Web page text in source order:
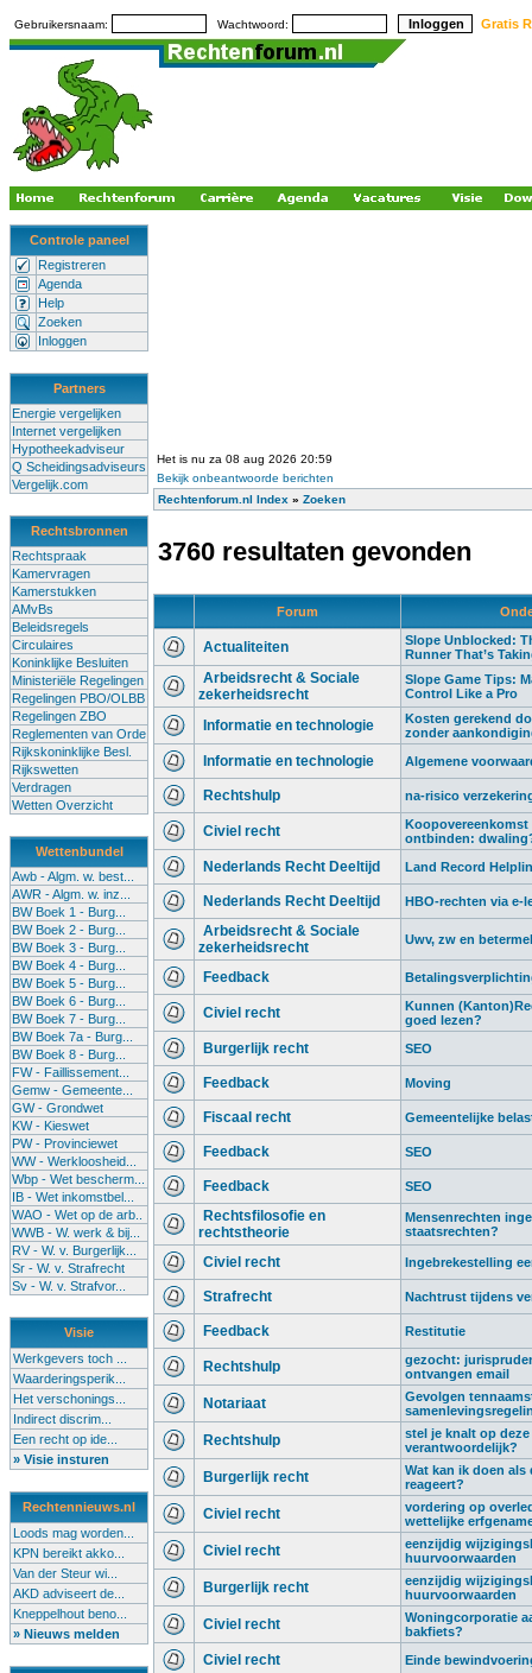
Gebruikersnaam: Wachtwoord: Gratis
Controle paneel
Registreren
Agenda
Help
Zoeken
Inloggen
Partners
Energie vergelijken
Internet vergelijken
Hypotheekadviseur
Q Scheidingsadviseurs
Vergelijk.com
Rechtsbronnen
Rechtspraak
Kamervragen
Kamerstukken
AMvBs
Beleidsregels
Circulaires
Koninklijke Besluiten
Ministeriële Regelingen
Regelingen PBO/OLBB
Regelingen ZBO
Reglementen van Orde
Rijkskoninklijke Besl.
Rijkswetten
Verdragen
Wetten Overzicht
Wettenbundel
Awb - Algm. w. best...
AWR - Algm. w. inz...
BW Boek 1 - Burg...
BW Boek 2 - Burg...
BW Boek 3 - Burg...
BW Boek 4 - Burg...
BW Boek 5 - Burg...
BW Boek 6 - Burg...
BW Boek 7 - Burg...
BW Boek 7a - Burg...
BW Boek 8 - Burg...
FW - Faillissement...
Gemw - Gemeente...
GW - Grondwet
KW - Kieswet
PW - Provinciewet
WW - Werkloosheid...
Wbp - Wet bescherm...
IB - Wet inkomstbel...
WAO - Wet op de arb..
WWB - W. werk & bij...
RV - W. v. Burgerlijk...
Sr - W. v. Strafrecht
Sv - W. v. Strafvor...
Visie
Werkgevers toch ...
Waarderingsperik...
Het verschonings...
Indirect discrim...
Een recht op ide...
» Visie insturen
Rechtennieuws.nl
Loods mag worden...
KPN bereikt akko...
Van der Steur wi...
AKD adviseert de...
Kneppelhout beno...
» Nieuws melden
Het is nu za 08 aug 2026 20:59
Bekijk onbeantwoorde berichten
Rechtenforum.nl Index » Zoeken
3760 resultaten gevonden
Forum
Actualiteiten
Slope Unblocked:
Runner That’s
Arbeidsrecht & Sociale
zekerheidsrecht
Slope Game Tips:
Control Like a Pro
Informatie en technologie
Kosten gerekend
zonder
Informatie en technologie Algemene
Rechtshulp na-risico
Civiel recht
ontbinden:
Nederlands Recht Deeltijd Land Record
Nederlands Recht Deeltijd HBO-rechten via e-
Arbeidsrecht & Sociale
zekerheidsrecht
Uwv, zw en
Feedback
Civiel recht
Kunnen
goed lezen?
Burgerlijk recht SEO
Feedback Moving
Fiscaal recht Gemeentelijke
Feedback SEO
Feedback SEO
Rechtsfilosofie en
rechtstheorie
Mensenrechten
staatsrechten?
Civiel recht Ingebrekestelling
Strafrecht Nachtrust tijdens
Feedback Restitutie
Rechtshulp
gezocht:
ontvangen email
Notariaat
Gevolgen
Rechtshulp
stel je knalt op
verantwoordelijk?
Burgerlijk recht
Wat kan ik doen
reageert?
Civiel recht
vordering op
wettelijke
Civiel recht
eenzijdig
huurvoorwaarden
Burgerlijk recht
eenzijdig
huurvoorwaarden
Civiel recht
Woningcorporatie
bakfiets?
Civiel recht Einde